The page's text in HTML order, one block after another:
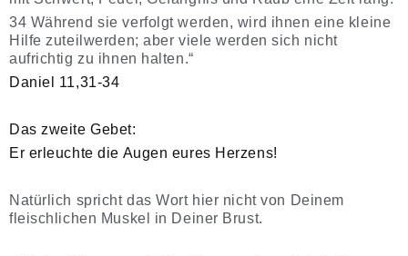
34 Während sie verfolgt werden, wird ihnen eine kleine
Hilfe zuteilwerden; aber viele werden sich nicht
aufrichtig zu ihnen halten.“
Daniel 11,31-34
Das zweite Gebet:
Er erleuchte die Augen eures Herzens!
Natürlich spricht das Wort hier nicht von Deinem
fleischlichen Muskel in Deiner Brust.